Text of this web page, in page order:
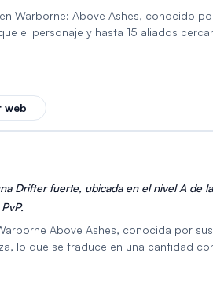
Warborne: Above Ashes, conocido
el personaje y hasta 15 aliados
más grandes. Con un daño
que buscan influir en el campo de
web
Drifter fuerte, ubicada en el nivel A de
Above Ashes, conocida por
lo que se traduce en una cantidad